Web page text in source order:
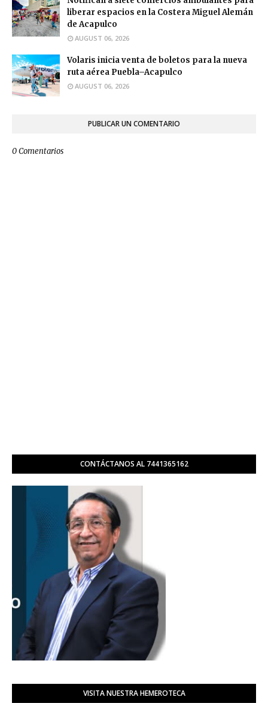
liberar espacios en la Costera Miguel Alemán
de Acapulco
AUGUST 06, 2026
Volaris inicia venta de boletos para la nueva
ruta aérea Puebla–Acapulco
AUGUST 06, 2026
PUBLICAR UN COMENTARIO
0 Comentarios
CONTÁCTANOS AL 7441365162
VISITA NUESTRA HEMEROTECA